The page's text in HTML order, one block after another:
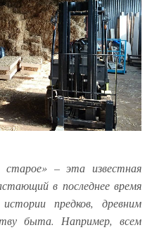
– эта известная
в последнее время
предков, древним
быта. Например, всем